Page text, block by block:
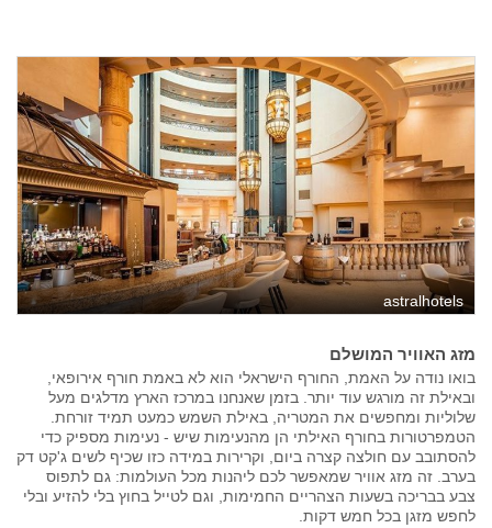
astralhotels
מזג האוויר המושלם
בואו נודה על האמת, החורף הישראלי הוא לא באמת חורף אירופאי,
ובאילת זה מורגש עוד יותר. בזמן שאנחנו במרכז הארץ מדלגים מעל
שלוליות ומחפשים את המטריה, באילת השמש כמעט תמיד זורחת.
הטמפרטורות בחורף האילתי הן מהנעימות שיש - נעימות מספיק כדי
להסתובב עם חולצה קצרה ביום, וקרירות במידה כזו שכיף לשים ג'קט דק
בערב. זה מזג אוויר שמאפשר לכם ליהנות מכל העולמות: גם לתפוס
צבע בבריכה בשעות הצהריים החמימות, וגם לטייל בחוץ בלי להזיע ובלי
לחפש מזגן בכל חמש דקות.